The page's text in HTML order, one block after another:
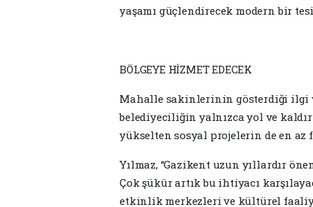
yaşamı güçlendirecek modern bir
BÖLGEYE HİZMET EDECEK
Mahalle sakinlerinin gösterdiği ilgi
belediyeciliğin yalnızca yol ve
yükselten sosyal projelerin de en
Yılmaz, “Gazikent uzun yıllardır
Çok şükür artık bu ihtiyacı
etkinlik merkezleri ve kültürel